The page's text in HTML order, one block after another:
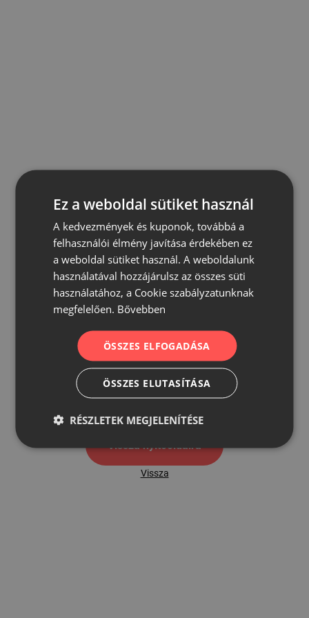
500
Vissza nyítóoldalra
Vissza
Ez a weboldal sütiket használ
A kedvezmények és kuponok, továbbá a
felhasználói élmény javítása érdekében ez
a weboldal sütiket használ. A weboldalunk
használatával hozzájárulsz az összes süti
használatához, a Cookie szabályzatunknak
megfelelően. Bővebben
ÖSSZES ELFOGADÁSA
ÖSSZES ELUTASÍTÁSA
RÉSZLETEK MEGJELENÍTÉSE